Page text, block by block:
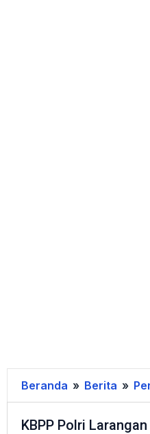
Beranda » Berita »
KBPP Polri